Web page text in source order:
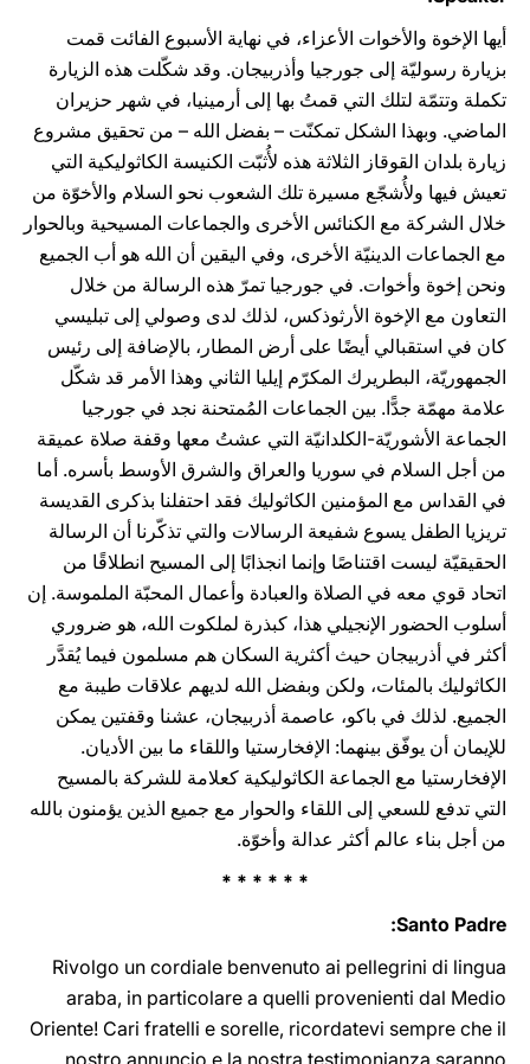
أيها الإخوة والأخوات الأعزاء، في نهاية الأسبوع الفائت قمت
بزيارة رسوليّة إلى جورجيا وأذربيجان. وقد شكّلت هذه الزيارة
تكملة وتتمّة لتلك التي قمتُ بها إلى أرمينيا، في شهر حزيران
الماضي. وبهذا الشكل تمكنّت – بفضل الله – من تحقيق مشروع
زيارة بلدان القوقاز الثلاثة هذه لأُثبّت الكنيسة الكاثوليكية التي
تعيش فيها ولأُشجّع مسيرة تلك الشعوب نحو السلام والأخوّة من
خلال الشركة مع الكنائس الأخرى والجماعات المسيحية وبالحوار
مع الجماعات الدينيّة الأخرى، وفي اليقين أن الله هو أب الجميع
ونحن إخوة وأخوات. في جورجيا تمرّ هذه الرسالة من خلال
التعاون مع الإخوة الأرثوذكس، لذلك لدى وصولي إلى تبليسي
كان في استقبالي أيضًا على أرض المطار، بالإضافة إلى رئيس
الجمهوريّة، البطريرك المكرّم إيليا الثاني وهذا الأمر قد شكّل
علامة مهمّة جدًّا. بين الجماعات المُمتحنة نجد في جورجيا
الجماعة الأشوريّة-الكلدانيّة التي عشتُ معها وقفة صلاة عميقة
من أجل السلام في سوريا والعراق والشرق الأوسط بأسره. أما
في القداس مع المؤمنين الكاثوليك فقد احتفلنا بذكرى القديسة
تريزيا الطفل يسوع شفيعة الرسالات والتي تذكّرنا أن الرسالة
الحقيقيّة ليست اقتناصًا وإنما انجذابًا إلى المسيح انطلاقًا من
اتحاد قوي معه في الصلاة والعبادة وأعمال المحبّة الملموسة. إن
أسلوب الحضور الإنجيلي هذا، كبذرة لملكوت الله، هو ضروري
أكثر في أذربيجان حيث أكثرية السكان هم مسلمون فيما يُقدَّر
الكاثوليك بالمئات، ولكن وبفضل الله لديهم علاقات طيبة مع
الجميع. لذلك في باكو، عاصمة أذربيجان، عشنا وقفتين يمكن
للإيمان أن يوفّق بينهما: الإفخارستيا واللقاء ما بين الأديان.
الإفخارستيا مع الجماعة الكاثوليكية كعلامة للشركة بالمسيح
التي تدفع للسعي إلى اللقاء والحوار مع جميع الذين يؤمنون بالله
من أجل بناء عالم أكثر عدالة وأخوّة.
* * * * * *
Santo Padre:
Rivolgo un cordiale benvenuto ai pellegrini di lingua
araba, in particolare a quelli provenienti dal Medio
Oriente! Cari fratelli e sorelle, ricordatevi sempre che il
nostro annuncio e la nostra testimonianza saranno